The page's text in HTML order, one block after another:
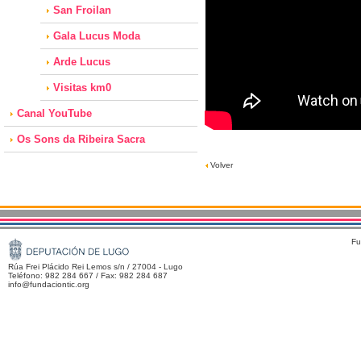
San Froilan
Gala Lucus Moda
Arde Lucus
Visitas km0
Canal YouTube
Os Sons da Ribeira Sacra
Volver
Rúa Frei Plácido Rei Lemos s/n / 27004 - Lugo
Teléfono: 982 284 667 / Fax: 982 284 687
info@fundaciontic.org